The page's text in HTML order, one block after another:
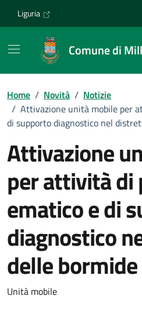
Liguria
Comune di
Home / Novità / Notizie
/ Attivazione unità mobile per
di supporto diagnostico nel
Attivazione
per attività di
ematico e di
diagnostico
delle bormide
Dettagli della
Unità mobile